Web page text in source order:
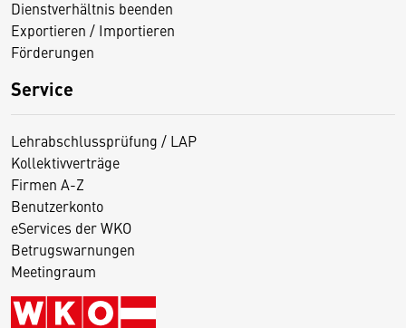
Dienstverhältnis beenden
Exportieren / Importieren
Förderungen
Service
Lehrabschlussprüfung / LAP
Kollektivverträge
Firmen A-Z
Benutzerkonto
eServices der WKO
Betrugswarnungen
Meetingraum